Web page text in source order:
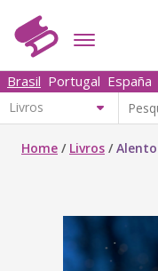
Brasil Portugal España
Home / Livros /Alento